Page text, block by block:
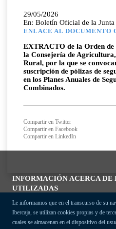
INFORMACIÓN ACERCA DE
UTILIZADAS
Le informamos que en el transcurso de su
Ibercaja, se utilizan cookies propias y de
cuales se almacenan en el dispositivo del
29/05/2026
En: Boletín Oficial de la
ENLACE AL DOCUMENTO
EXTRACTO de la Orden de
la Consejería de
Rural, por la que se
suscripción de pólizas de
en los Planes Anuales de
Combinados.
Compartir en Twitter
Compartir en Facebook
Compartir en LinkedIn